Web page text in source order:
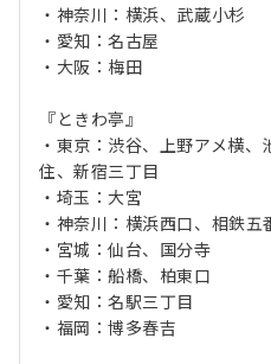
・神奈川：横浜、武蔵小杉
・愛知：名古屋
・大阪：梅田
『ときわ亭』
・東京：渋谷、上野アメ横
住、新宿三丁目
・埼玉：大宮
・神奈川：横浜西口、相鉄五
・宮城：仙台、国分寺
・千葉：船橋、柏東口
・愛知：名駅三丁目
・福岡：博多春吉